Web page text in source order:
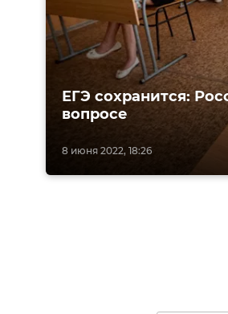
8 июня 2022, 18:26
ЕГЭ сохранится:
вопросе